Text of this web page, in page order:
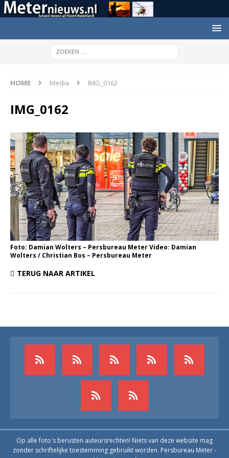
HOME Media IMG_0162
IMG_0162
Foto: Damian Wolters – Persbureau Meter Video: Damian
Wolters / Christian Bos – Persbureau Meter
TERUG NAAR ARTIKEL
Op alle foto's berusten auteursrechten! Niets van deze website mag
zonder schriftelijke toestemming gebruikt worden. Persbureau Meter -